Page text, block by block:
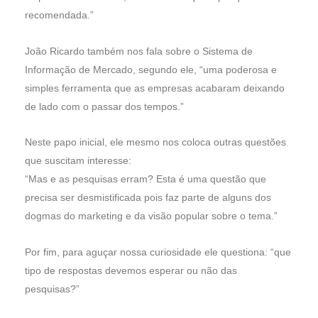
recomendada.”
João Ricardo também nos fala sobre o Sistema de
Informação de Mercado, segundo ele, “uma poderosa e
simples ferramenta que as empresas acabaram deixando
de lado com o passar dos tempos.”
Neste papo inicial, ele mesmo nos coloca outras questões
que suscitam interesse:
“Mas e as pesquisas erram? Esta é uma questão que
precisa ser desmistificada pois faz parte de alguns dos
dogmas do marketing e da visão popular sobre o tema.”
Por fim, para aguçar nossa curiosidade ele questiona: “que
tipo de respostas devemos esperar ou não das
pesquisas?”